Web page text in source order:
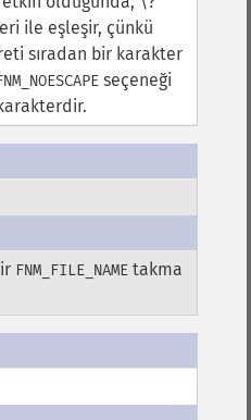
ile eşleşir, çünkü
sıradan bir karakter
seçeneği
FNM_FILE_NAME takma